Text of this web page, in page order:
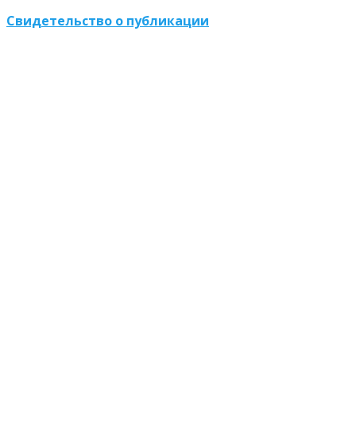
Свидетельство о публикации